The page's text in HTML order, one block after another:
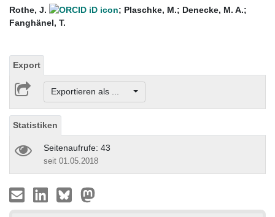
Rothe, J. ; Plaschke, M.; Denecke, M. A.;
Fanghänel, T.
Export
Exportieren als ...
Statistiken
Seitenaufrufe: 43
seit 01.05.2018